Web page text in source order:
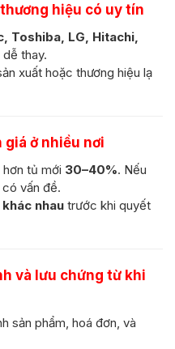
hiệu có uy tín
Toshiba, LG, Hitachi,
thay.
xuất hoặc thương hiệu lạ
giá ở nhiều nơi
tủ mới 30–40%. Nếu
có vấn đề.
nhau trước khi quyết
và lưu chứng từ khi
sản phẩm, hoá đơn, và